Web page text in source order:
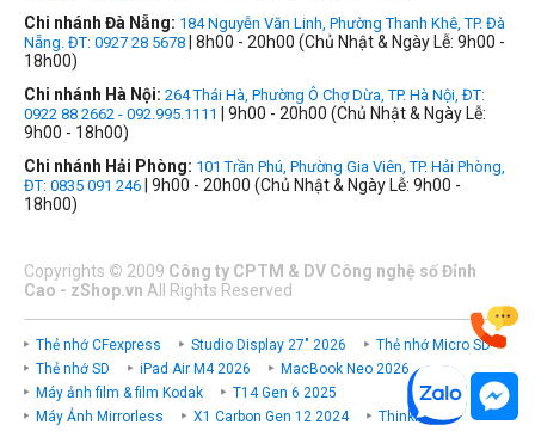
Chi nhánh Đà Nẵng: 184 Nguyễn Văn Linh, Phường Thanh Khê, TP. Đà
Nẵng. ĐT: 0927 28 5678 | 8h00 - 20h00 (Chủ Nhật & Ngày Lễ: 9h00 -
18h00)
Chi nhánh Hà Nội: 264 Thái Hà, Phường Ô Chợ Dừa, TP. Hà Nội, ĐT:
0922 88 2662 - 092.995.1111
| 9h00 - 20h00 (Chủ Nhật & Ngày Lễ:
9h00 - 18h00)
Chi nhánh Hải Phòng: 101 Trần Phú, Phường Gia Viên, TP. Hải Phòng,
ĐT: 0835 091 246 | 9h00 - 20h00 (Chủ Nhật & Ngày Lễ: 9h00 -
18h00)
Copyrights © 2009 Công ty CPTM & DV Công nghệ số Đỉnh
Cao - zShop.vn All Rights Reserved
Thẻ nhớ CFexpress Studio Display 27" 2026
Thẻ nhớ Micro SD
Thẻ nhớ SD
iPad Air M4 2026
MacBook Neo 2026
Máy ảnh film & film Kodak
T14 Gen 6 2025
Máy Ảnh Mirrorless
X1 Carbon Gen 12 2024 ThinkPad P